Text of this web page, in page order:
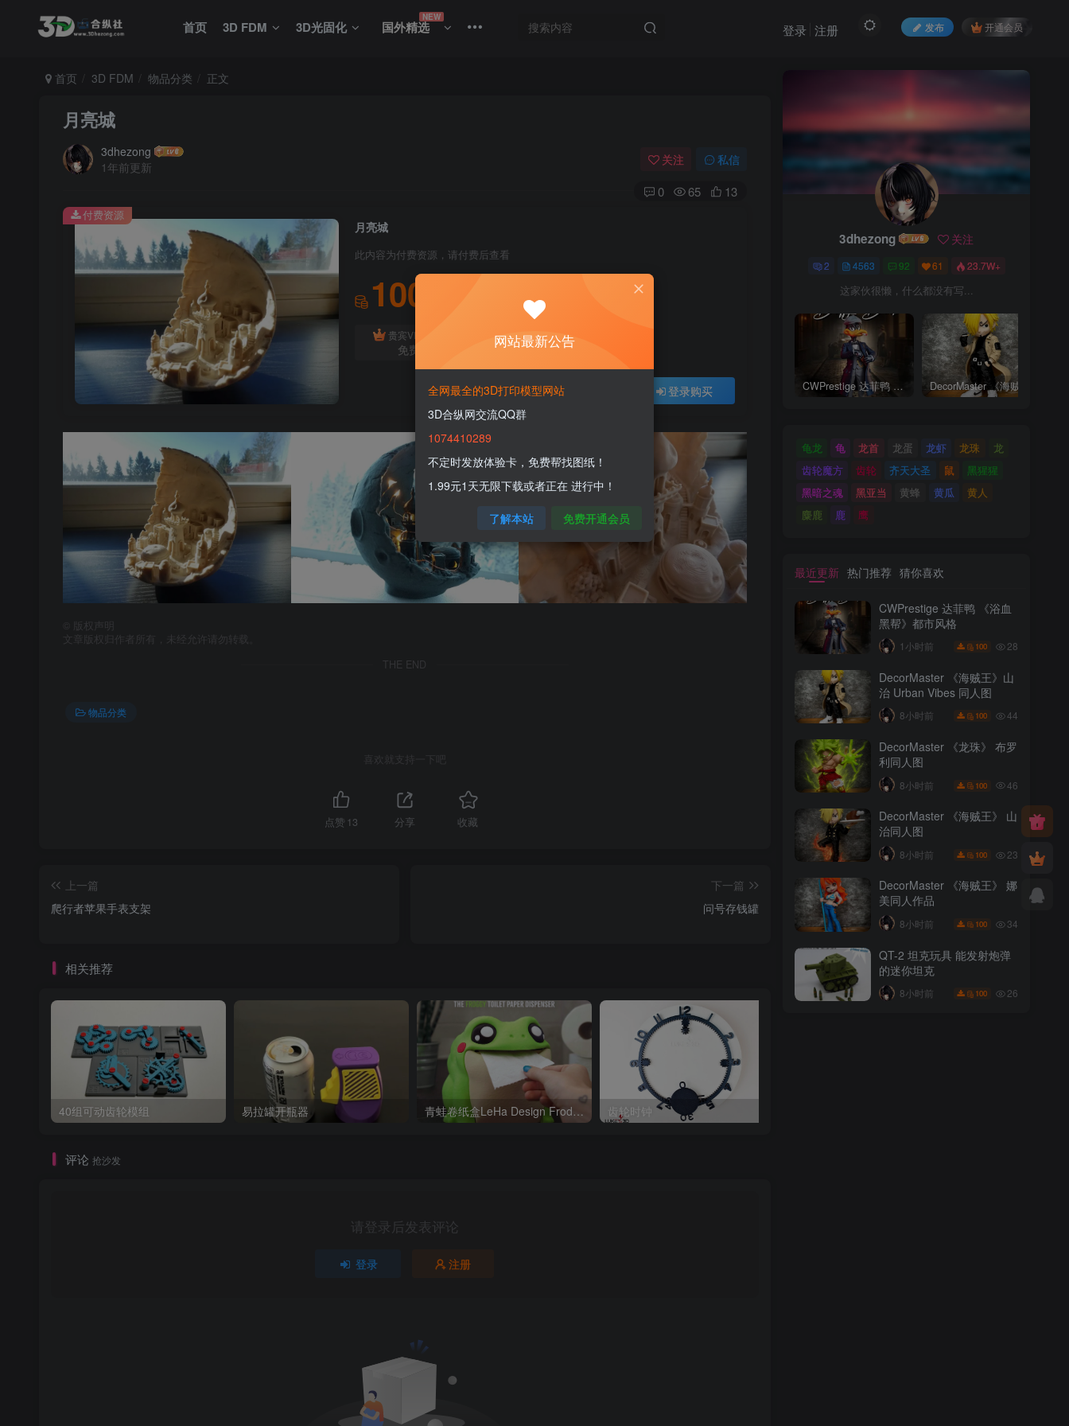
首页 3D FDM 3D光固化 国外精选
NEW
发布 开通会员
登录 注册
首页 3D FDM 物品分类 正文
月亮城
3dhezong
1年前更新
关注 私信
0 65 13
月亮城
此内容为付费资源，请付费后查看
100
贵宾VIP会员
免费
体验会员免费
登录购买
付费资源
版权声明
文章版权归作者所有，未经允许请勿转载。
THE END
物品分类
喜欢就支持一下吧
点赞 13 分享 收藏
上一篇
爬行者苹果手表支架
下一篇
问号存钱罐
相关推荐
40组可动齿轮模组 易拉罐开瓶器 青蛙卷纸盒LeHa Design Frodrick the Toilet Paper Dispenser 齿轮时钟
评论 抢沙发
请登录后发表评论
登录 注册
3dhezong 关注
2 4563 92 61 23.7W+
这家伙很懒，什么都没有写...
CWPrestige 达菲鸭 《浴血黑帮》都市风格
龟龙 龟 龙首 龙蛋 龙虾 龙珠
龙
齿轮魔方
齿轮 齐天大圣 鼠
黑猩猩
黑暗之魂
黑亚当 黄蜂 黄瓜
黄人
麋鹿
鹿 鹰
最近更新 热门推荐 猜你喜欢
CWPrestige 达菲鸭 《浴血
黑帮》都市风格
1小时前 100 28
DecorMaster 《海贼王》山
治 Urban Vibes 同人图
8小时前 100 44
DecorMaster 《龙珠》 布罗
利同人图
8小时前 100 46
DecorMaster 《海贼王》 山
治同人图
8小时前 100 23
DecorMaster 《海贼王》 娜
美同人作品
8小时前 100 34
QT-2 坦克玩具 能发射炮弹
的迷你坦克
8小时前 100 26
网站最新公告
全网最全的3D打印模型网站
3D合纵网交流QQ群
1074410289
不定时发放体验卡，免费帮找图纸！
1.99元1天无限下载或者正在 进行中！
了解本站 免费开通会员